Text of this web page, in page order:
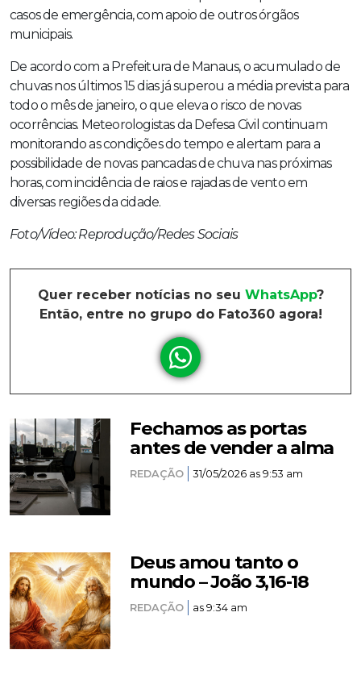
casos de emergência, com apoio de outros órgãos
municipais.
De acordo com a Prefeitura de Manaus, o acumulado de
chuvas nos últimos 15 dias já superou a média prevista para
todo o mês de janeiro, o que eleva o risco de novas
ocorrências. Meteorologistas da Defesa Civil continuam
monitorando as condições do tempo e alertam para a
possibilidade de novas pancadas de chuva nas próximas
horas, com incidência de raios e rajadas de vento em
diversas regiões da cidade.
Foto/Vídeo: Reprodução/Redes Sociais
Quer receber notícias no seu WhatsApp?
Então, entre no grupo do Fato360 agora!
Fechamos as portas
antes de vender a alma
REDAÇÃO 31/05/2026 as 9:53 am
Deus amou tanto o
mundo – João 3,16-18
REDAÇÃO as 9:34 am